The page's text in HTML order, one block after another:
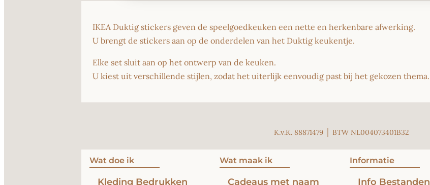
IKEA Duktig stickers geven de speelgoedkeuken een nette en herkenbare afwerking.
U brengt de stickers aan op de onderdelen van het Duktig keukentje.
Elke set sluit aan op het ontwerp van de keuken.
U kiest uit verschillende stijlen, zodat het uiterlijk eenvoudig past bij het gekozen thema.
K.v.K. 88871479 │ BTW NL004073401B32
Wat doe ik
Kleding Bedrukken
Wat maak ik
Cadeaus met naam
Informatie
Info Bestanden